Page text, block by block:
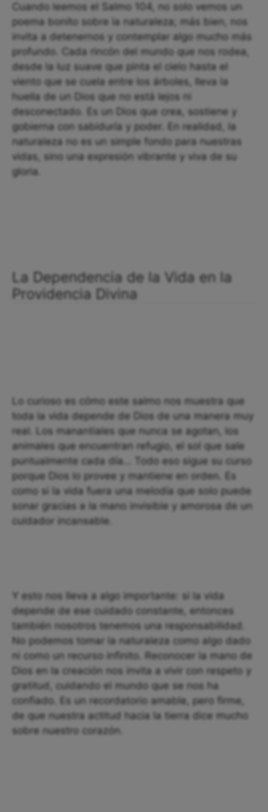
Cuando leemos el Salmo 104, no solo vemos un
poema bonito sobre la naturaleza; más bien, nos
invita a detenernos y contemplar algo mucho más
profundo. Cada rincón del mundo que nos rodea,
desde la luz suave que pinta el cielo hasta el
viento que se cuela entre los árboles, lleva la
huella de un Dios que no está lejos ni
desconectado. Es un Dios que crea, sostiene y
gobierna con sabiduría y poder. En realidad, la
naturaleza no es un simple fondo para nuestras
vidas, sino una expresión vibrante y viva de su
gloria.
La Dependencia de la Vida en la
Providencia Divina
Lo curioso es cómo este salmo nos muestra que
toda la vida depende de Dios de una manera muy
real. Los manantiales que nunca se agotan, los
animales que encuentran refugio, el sol que sale
puntualmente cada día… Todo eso sigue su curso
porque Dios lo provee y mantiene en orden. Es
como si la vida fuera una melodía que solo puede
sonar gracias a la mano invisible y amorosa de un
cuidador incansable.
Y esto nos lleva a algo importante: si la vida
depende de ese cuidado constante, entonces
también nosotros tenemos una responsabilidad.
No podemos tomar la naturaleza como algo dado
ni como un recurso infinito. Reconocer la mano de
Dios en la creación nos invita a vivir con respeto y
gratitud, cuidando el mundo que se nos ha
confiado. Es un recordatorio amable, pero firme,
de que nuestra actitud hacia la tierra dice mucho
sobre nuestro corazón.